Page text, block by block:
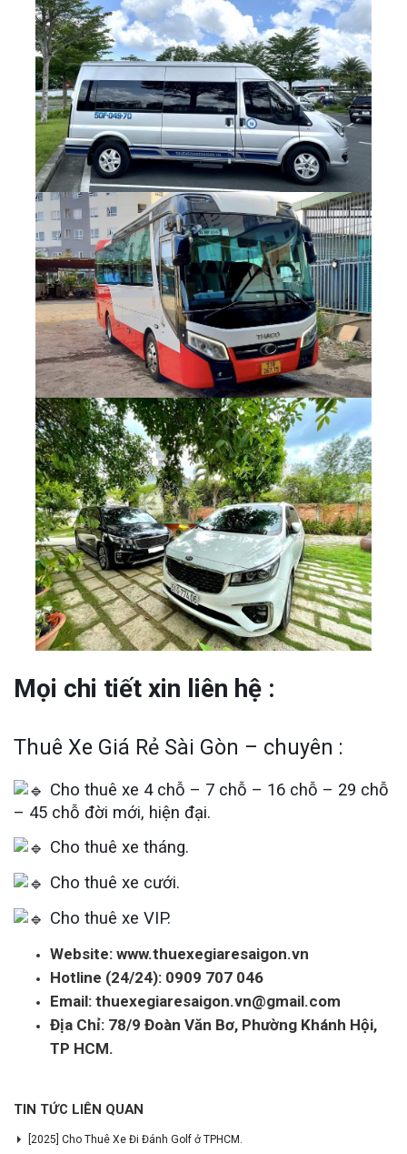
Mọi chi tiết xin liên hệ :
Thuê Xe Giá Rẻ Sài Gòn – chuyên :
Cho thuê xe 4 chỗ – 7 chỗ – 16 chỗ – 29 chỗ
– 45 chỗ đời mới, hiện đại.
Cho thuê xe tháng.
Cho thuê xe cưới.
Cho thuê xe VIP.
Website: www.thuexegiaresaigon.vn
Hotline (24/24): 0909 707 046
Email: thuexegiaresaigon.vn@gmail.com
Địa Chỉ: 78/9 Đoàn Văn Bơ, Phường Khánh Hội,
TP HCM.
TIN TỨC LIÊN QUAN
[2025] Cho Thuê Xe Đi Đánh Golf ở TPHCM.